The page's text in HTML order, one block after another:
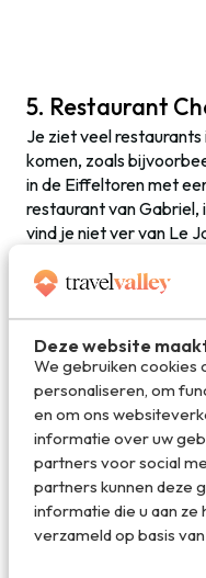
Deze website
We gebruiken cookies
personaliseren, om
en om ons
informatie over uw
partners voor social
partners kunnen deze
informatie die u aan
verzameld op basis
5. Restaurant
Je ziet veel restaurants
komen, zoals
in de Eiffeltoren met
restaurant van Gabriel,
vind je niet ver van Le
Leuker nog is
lunchen in de laatste
Ville en je kunt er ook
vind je Rue des
leuke terrassen.
Nog meer
Er komen nog meer